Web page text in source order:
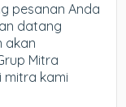
pesanan Anda
datang
akan
Mitra
kami